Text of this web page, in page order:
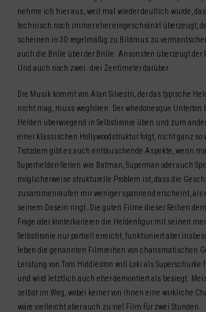
nehme ich hier aus, weil mal wieder deutlich wurde,
technisch noch immer eher eingeschränkt überzeugt,
scheinen in 3D regelmäßig zu Bildmus zu
auch die Brille über der Brille. Ansonsten überzeugt der
Und auch noch zwei. drei Zentimeter darüber.
Die Musik kommt von Alan Silvestri, der das typische
nicht mag, muss weghören. Der whedonesque
Helden überwiegend in Selbstironie üben und zum
einer klassischen Hollywoodstruktur folgt, nicht ganz so
Trotzdem gibt es auch enttäuschende Aspekte, wenn
Superhelden-Serien wie Batman, Superman oder auch
möglicherweise strukturelle Problem ist, dass die
zusammenraufen mir weniger spannend erscheint, als
seinem Dasein ringt. Die guten Filme dieser Reihen
Frage oder konterkarieren die Heldenfigur mit seinen
Selbstironie nur partiell erreicht, funktioniert aber
leben die genannten Filmreihen von charismatischen
Leistung von Tom Hiddleston will Loki als
und wird letztlich auch eher demontiert als besiegt.
selbst im Weg, wobei keiner von ihnen eine wirkliche
wäre vielleicht aber auch zu viel Film für zwei Stunden.